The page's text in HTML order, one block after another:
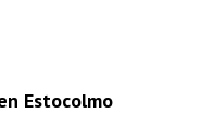
Estocolmo